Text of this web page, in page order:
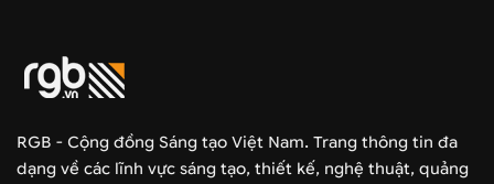
RGB - Cộng đồng Sáng tạo Việt Nam. Trang thông tin đa
dạng về các lĩnh vực sáng tạo, thiết kế, nghệ thuật, quảng